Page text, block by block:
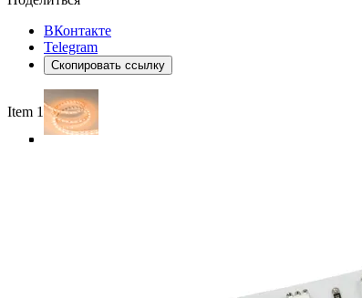
ВКонтакте
Telegram
Скопировать ссылку
Item 1 of 4